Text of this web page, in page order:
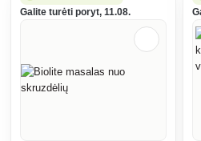
Galite turėti poryt, 11.08.